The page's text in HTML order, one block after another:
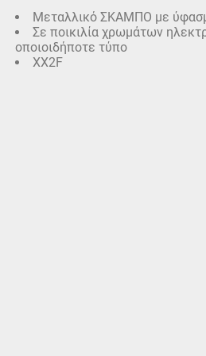
Μεταλλικό ΣΚΑΜΠΟ με
Σε ποικιλία χρωμάτων
οποιοιδήποτε τύπο
XX2F